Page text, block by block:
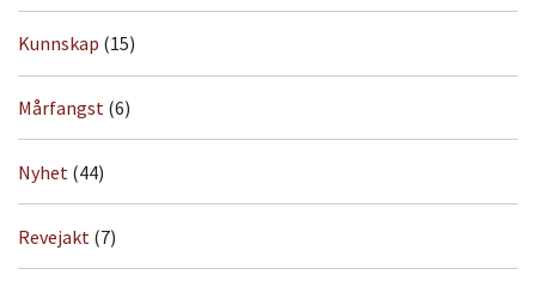
Kunnskap (15)
Mårfangst (6)
Nyhet (44)
Revejakt (7)